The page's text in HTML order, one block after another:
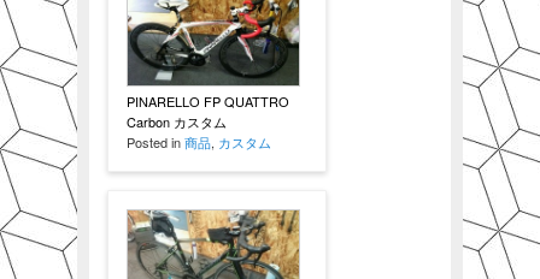
PINARELLO FP QUATTRO
Carbon カスタム
Posted in商品, カスタム